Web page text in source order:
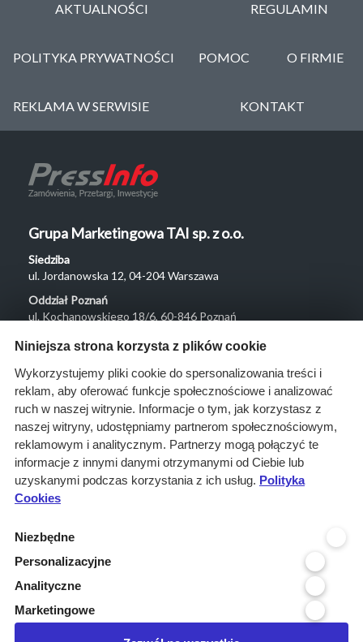
AKTUALNOŚCI REGULAMIN
POLITYKA PRYWATNOŚCI POMOC O FIRMIE
REKLAMA W SERWISIE KONTAKT
Grupa Marketingowa TAI sp. z o.o.
Siedziba
ul. Jordanowska 12, 04-204 Warszawa
Oddział Poznań
ul. Kochanowskiego 18/6, 60-846 Poznań
Menu
O nas
Rozwiązania
Monitoring
przetargów
Raporty
przetargowe
Kontakt
Kontakt
Infolinia 800 800 707
kontakt@pressinfo.pl
Niniejsza strona korzysta z plików cookie
Wykorzystujemy pliki cookie do spersonalizowania treści i
reklam, aby oferować funkcje społecznościowe i analizować
ruch w naszej witrynie. Informacje o tym, jak korzystasz z
naszej witryny, udostępniamy partnerom społecznościowym,
reklamowym i analitycznym. Partnerzy mogą połączyć te
informacje z innymi danymi otrzymanymi od Ciebie lub
uzyskanymi podczas korzystania z ich usług. Polityka
Cookies
Niezbędne
Personalizacyjne
Analityczne
Marketingowe